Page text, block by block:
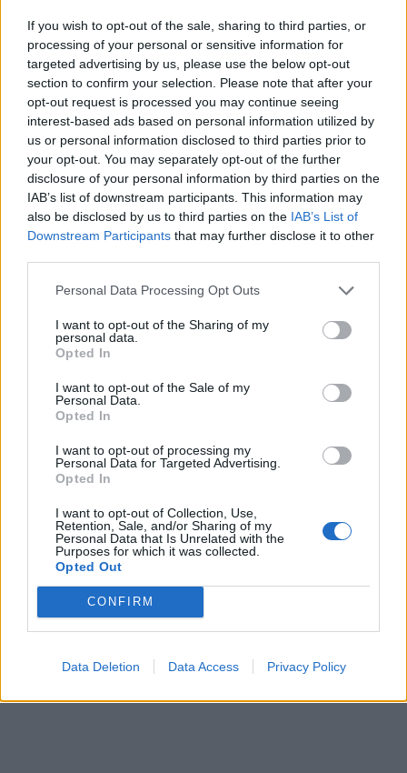
If you wish to opt-out of the sale, sharing to third parties, or
processing of your personal or sensitive information for
targeted advertising by us, please use the below opt-out
section to confirm your selection. Please note that after your
opt-out request is processed you may continue seeing
interest-based ads based on personal information utilized by
us or personal information disclosed to third parties prior to
your opt-out. You may separately opt-out of the further
disclosure of your personal information by third parties on the
IAB’s list of downstream participants. This information may
also be disclosed by us to third parties on the IAB’s List of
Downstream Participants that may further disclose it to other
Personal Data Processing Opt Outs
I want to opt-out of the Sharing of my
personal data.
Opted In
I want to opt-out of the Sale of my
Personal Data.
Opted In
I want to opt-out of processing my
Personal Data for Targeted Advertising.
Opted In
I want to opt-out of Collection, Use,
Retention, Sale, and/or Sharing of my
Personal Data that Is Unrelated with the
Purposes for which it was collected.
Opted Out
CONFIRM
Data Deletion Data Access Privacy Policy
Žmonės
Ruslanas Kirilkinas
apsipylė ašaromis –
Šventojoje dingo mylimas
augintinis: „Tikiu, kad
prašys išpirkos“
Žmonės
Po skyrybų su Pikul
Dirkstys atskleidė, ką
planuoja daryti su 10
tūkst. kainavusiu
sužadėtuvių žiedu
Žmonės
Ingos Valinskienės 60-
ekstremalių patirčių:
Arūnas papasakojo, kuo
Žmonės
Meghan Markle parodė,
(nuotrauka)
mylimąjį?